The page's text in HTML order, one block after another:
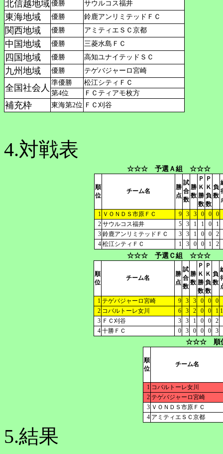
北信越地域 優勝 サウルコス福井
東海地域 優勝 鈴鹿アンリミテッドＦＣ
関西地域 優勝 アミティエＳＣ京都
中国地域 優勝 三菱水島ＦＣ
四国地域 優勝 高知ユナイテッドＳＣ
九州地域 優勝 テゲバジャーロ宮崎
全国社会人
準優勝
松江シティＦＣ
第4位
ＦＣティアモ枚方
補充枠 東海第2位 ＦＣ刈谷
4.対戦表
☆☆☆ 予選Ａ組 ☆☆☆
順
位
チーム名
勝
点
試
合
数
勝
数
Ｐ
Ｋ
勝
数
Ｐ
Ｋ
負
数
負
数
1 ＶＯＮＤＳ市原ＦＣ 9 3 3 0 0
0
2 サウルコス福井 5 3 1 1 0
1
3 鈴鹿アンリミテッドＦＣ 3 3 1 0 0
2
4 松江シティＦＣ 1 3 0 0 1 2
☆☆☆ 予選Ｃ組 ☆☆☆
順
位
チーム名
勝
点
試
合
数
勝
数
Ｐ
Ｋ
勝
数
Ｐ
Ｋ
負
数
負
数
1 テゲバジャーロ宮崎 9 3 3 0 0 0
2 コバルトーレ女川 6 3 2 0 0 1
3 ＦＣ刈谷 3 3 1 0 0 2
4 十勝ＦＣ 0 3 0 0 0 3
☆☆☆ 順
順
位
チーム名
1 コバルトーレ女川
2 テゲバジャーロ宮崎
3 ＶＯＮＤＳ市原ＦＣ
4 アミティエＳＣ京都
5.結果